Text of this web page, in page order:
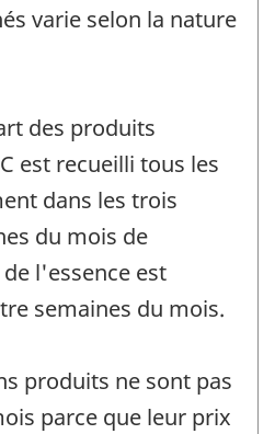
varie selon la nature
des produits
est recueilli tous les
dans les trois
du mois de
l'essence est
semaines du mois.
produits ne sont pas
parce que leur prix